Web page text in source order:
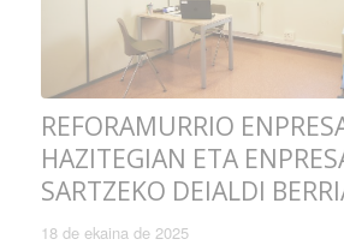
REFORAMURRIO
HAZITEGIAN ETA
SARTZEKO DEIALDI
18 de ekaina de 2025